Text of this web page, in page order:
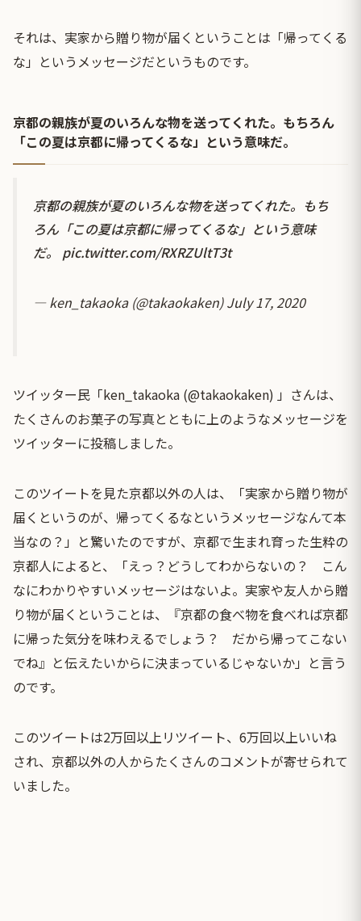
それは、実家から贈り物が届くということは「帰ってくる
な」というメッセージだというものです。
京都の親族が夏のいろんな物を送ってくれた。もちろん
「この夏は京都に帰ってくるな」という意味だ。
京都の親族が夏のいろんな物を送ってくれた。もち
ろん「この夏は京都に帰ってくるな」という意味
だ。 pic.twitter.com/RXRZUltT3t
— ken_takaoka (@takaokaken)July 17, 2020
ツイッター民「ken_takaoka (@takaokaken) 」さんは、
たくさんのお菓子の写真とともに上のようなメッセージを
ツイッターに投稿しました。
このツイートを見た京都以外の人は、「実家から贈り物が
届くというのが、帰ってくるなというメッセージなんて本
当なの？」と驚いたのですが、京都で生まれ育った生粋の
京都人によると、「えっ？どうしてわからないの？ こん
なにわかりやすいメッセージはないよ。実家や友人から贈
り物が届くということは、『京都の食べ物を食べれば京都
に帰った気分を味わえるでしょう？ だから帰ってこない
でね』と伝えたいからに決まっているじゃないか」と言う
のです。
このツイートは2万回以上リツイート、6万回以上いいね
され、京都以外の人からたくさんのコメントが寄せられて
いました。